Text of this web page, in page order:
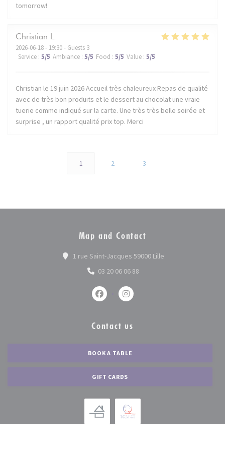
tomorrow!
Christian L
2026-06-18- 19:30 - Guests 3
Service : 5/5 Ambiance : 5/5 Food : 5/5 Value : 5/5
Christian le 19 juin 2026 Accueil très chaleureux Repas de qualité
avec de très bon produits et le dessert au chocolat une vraie
tuerie comme indiqué sur la carte. Une très très belle soirée et
surprise , un rapport qualité prix top. Merci
1 2 3
Map and Contact
1 rue Saint-Jacques 59000 Lille((opens in a new
03 20 06 06 88
Facebook ((opens in a new window))
Instagram ((opens in a new
Contact us
BOOK A TABLE
GIFT CARDS